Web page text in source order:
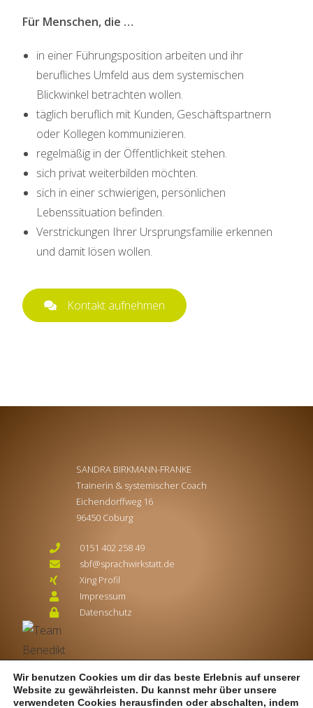
Für Menschen, die …
in einer Führungsposition arbeiten und ihr
berufliches Umfeld aus dem systemischen
Blickwinkel betrachten wollen.
täglich beruflich mit Kunden, Geschäftspartnern
oder Kollegen kommunizieren.
regelmäßig in der Öffentlichkeit stehen.
sich privat weiterbilden möchten.
sich in einer schwierigen, persönlichen
Lebenssituation befinden.
Verstrickungen Ihrer Ursprungsfamilie erkennen
und damit lösen wollen.
Kontakt aufnehmen
SANDRA BIRKMANN-FRANKE
Trainerin & systemischer Coach
Eichendorffweg 16
96450 Coburg
0151 402 258 49
sbf@sprachwirkstatt.de
Xing Profil
Impressum
Datenschutz
Wir benutzen Cookies um dir das beste Erlebnis auf unserer
Website zu gewährleisten. Du kannst mehr über unsere
verwendeten Cookies herausfinden oder abschalten, indem